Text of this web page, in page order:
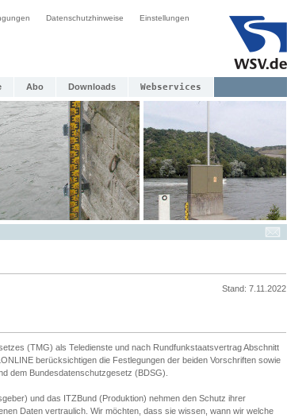
Datenschutzhinweise Einstellungen
Abo Downloads Webservices
Stand: 7.11.2022
(TMG) als Teledienste und nach Rundfunkstaatsvertrag Abschnitt
berücksichtigen die Festlegungen der beiden Vorschriften sowie
dem Bundesdatenschutzgesetz (BDSG).
und das ITZBund (Produktion) nehmen den Schutz ihrer
Daten vertraulich. Wir möchten, dass sie wissen, wann wir welche